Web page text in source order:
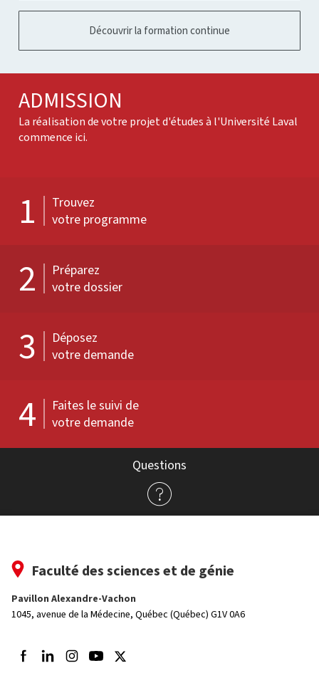
Découvrir la formation continue
ADMISSION
La réalisation de votre projet d'études à l'Université Laval
commence ici.
1
Trouvez
votre programme
2
Préparez
votre dossier
3
Déposez
votre demande
4
Faites le suivi de
votre demande
Questions
Faculté des sciences et de génie
Pavillon Alexandre-Vachon
1045, avenue de la Médecine, Québec (Québec) G1V 0A6
Suivez-nous sur Facebook
Suivez-nous sur LinkedIn
Suivez-nous sur Instagram
Suivez-nous sur Youtube
Suivez-nous sur Twitter